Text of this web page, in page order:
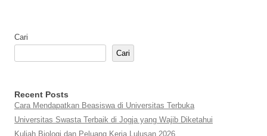
Cari
Cari
Recent Posts
Cara Mendapatkan Beasiswa di Universitas Terbuka
Universitas Swasta Terbaik di Jogja yang Wajib Diketahui
Kuliah Biologi dan Peluang Kerja Lulusan 2026